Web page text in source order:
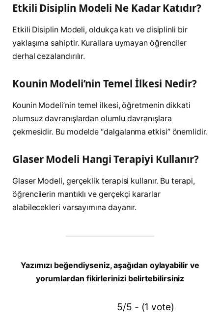
Etkili Disiplin Modeli Ne Kadar Katıdır?
Etkili Disiplin Modeli, oldukça katı ve disiplinli bir
yaklaşıma sahiptir. Kurallara uymayan öğrenciler
derhal cezalandırılır.
Kounin Modeli’nin Temel İlkesi Nedir?
Kounin Modeli’nin temel ilkesi, öğretmenin dikkati
olumsuz davranışlardan olumlu davranışlara
çekmesidir. Bu modelde “dalgalanma etkisi” önemlidir.
Glaser Modeli Hangi Terapiyi Kullanır?
Glaser Modeli, gerçeklik terapisi kullanır. Bu terapi,
öğrencilerin mantıklı ve gerçekçi kararlar
alabilecekleri varsayımına dayanır.
Yazımızı beğendiyseniz, aşağıdan oylayabilir ve
yorumlardan fikirlerinizi belirtebilirsiniz
5/5 - (1 vote)